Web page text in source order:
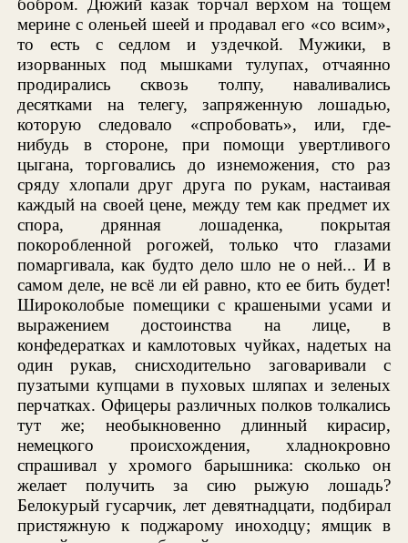
бобром. Дюжий казак торчал верхом на тощем
мерине с оленьей шеей и продавал его «со всим»,
то есть с седлом и уздечкой. Мужики, в
изорванных под мышками тулупах, отчаянно
продирались сквозь толпу, наваливались
десятками на телегу, запряженную лошадью,
которую следовало «спробовать», или, где-
нибудь в стороне, при помощи увертливого
цыгана, торговались до изнеможения, сто раз
сряду хлопали друг друга по рукам, настаивая
каждый на своей цене, между тем как предмет их
спора, дрянная лошаденка, покрытая
покоробленной рогожей, только что глазами
помаргивала, как будто дело шло не о ней... И в
самом деле, не всё ли ей равно, кто ее бить будет!
Широколобые помещики с крашеными усами и
выражением достоинства на лице, в
конфедератках и камлотовых чуйках, надетых на
один рукав, снисходительно заговаривали с
пузатыми купцами в пуховых шляпах и зеленых
перчатках. Офицеры различных полков толкались
тут же; необыкновенно длинный кирасир,
немецкого происхождения, хладнокровно
спрашивал у хромого барышника: сколько он
желает получить за сию рыжую лошадь?
Белокурый гусарчик, лет девятнадцати, подбирал
пристяжную к поджарому иноходцу; ямщик в